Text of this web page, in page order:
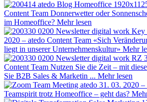
Content Team Donnerwetter oder
im Homeoffice? Mehr lesen
2020 – atedo Content Team «Sich
liegt in unserer Unternehmenskultur» Mehr
Content Team Nutzen Sie die Zeit – mit
Sie B2B Sales & Marketin ... Mehr lesen
31. 03. 2020 –
Teamspirit trotz Homeoffice – geht das?